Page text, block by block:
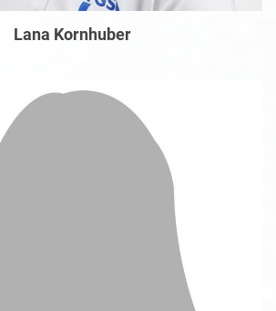
Lana Kornhuber